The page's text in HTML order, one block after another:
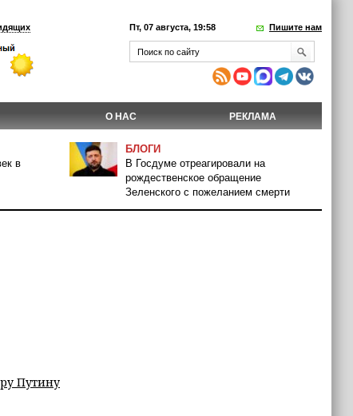
Пт, 07 августа, 19:58 Пишите нам
О НАС РЕКЛАМА
в
БЛОГИ
В Госдуме отреагировали на
рождественское обращение
Зеленского с пожеланием смерти
Путину